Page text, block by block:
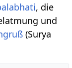
, die
und
(Surya